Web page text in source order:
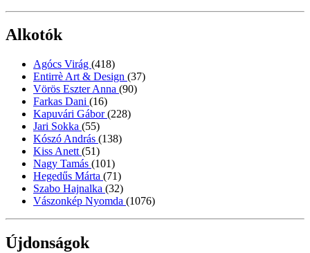
Alkotók
Agócs Virág (418)
Entirrè Art & Design (37)
Vörös Eszter Anna (90)
Farkas Dani (16)
Kapuvári Gábor(228)
Jari Sokka (55)
Kószó András (138)
Kiss Anett (51)
Nagy Tamás (101)
Hegedűs Márta (71)
Szabo Hajnalka (32)
Vászonkép Nyomda (1076)
Újdonságok